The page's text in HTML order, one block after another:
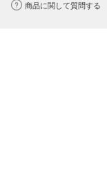
商品に関して質問する